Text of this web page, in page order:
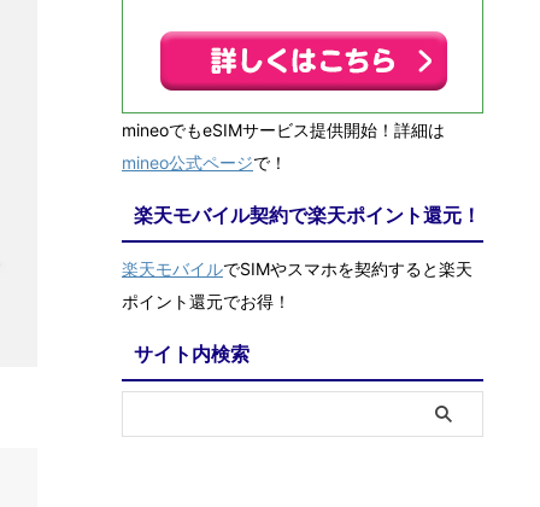
mineoでもeSIMサービス提供開始！詳細は
mineo公式ページで！
楽天モバイル契約で楽天ポイント還元！
楽天モバイルでSIMやスマホを契約すると楽天
ポイント還元でお得！
サイト内検索